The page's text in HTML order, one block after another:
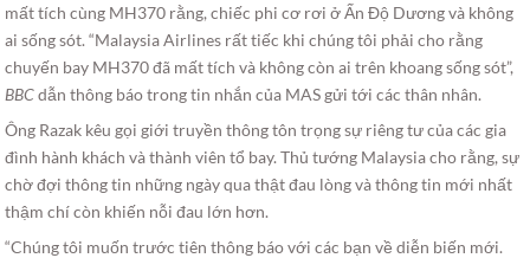
mất tích cùng MH370 rằng, chiếc phi cơ rơi ở Ấn Độ Dương và không
ai sống sót. “Malaysia Airlines rất tiếc khi chúng tôi phải cho rằng
chuyến bay MH370 đã mất tích và không còn ai trên khoang sống sót”,
BBCdẫn thông báo trong tin nhắn của MAS gửi tới các thân nhân.
Ông Razak kêu gọi giới truyền thông tôn trọng sự riêng tư của các gia
đình hành khách và thành viên tổ bay. Thủ tướng Malaysia cho rằng, sự
chờ đợi thông tin những ngày qua thật đau lòng và thông tin mới nhất
thậm chí còn khiến nỗi đau lớn hơn.
“Chúng tôi muốn trước tiên thông báo với các bạn về diễn biến mới.